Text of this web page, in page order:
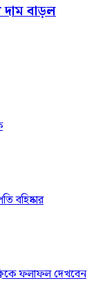
বাড়ল
বহিষ্কার
ফলাফল দেখবেন